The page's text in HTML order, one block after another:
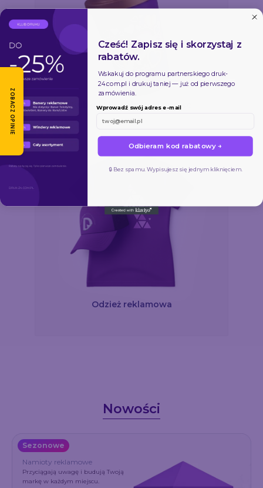
ZOBACZ OPINIE Kubki i Filiżanki Reklamowe
Odzież reklamowa
Nowości
Sezonowe
Namioty reklamowe
Przyciągają uwagę i budują Twoją
markę w każdym miejscu.
Cześć! Zapisz się i skorzystaj z
rabatów.
Wskakuj do programu partnerskiegodruk-
24.com.pl i drukuj taniej — już od pierwszego
zamówienia.
Wprowadź swój adres e-mail
Odbieram kod rabatowy →
🔒 Bez spamu. Wypisujesz się jednym kliknięciem.